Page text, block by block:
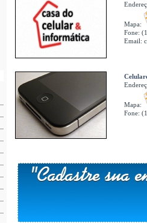
Mapa:
Fone:
Email:
Mapa:
Fone: